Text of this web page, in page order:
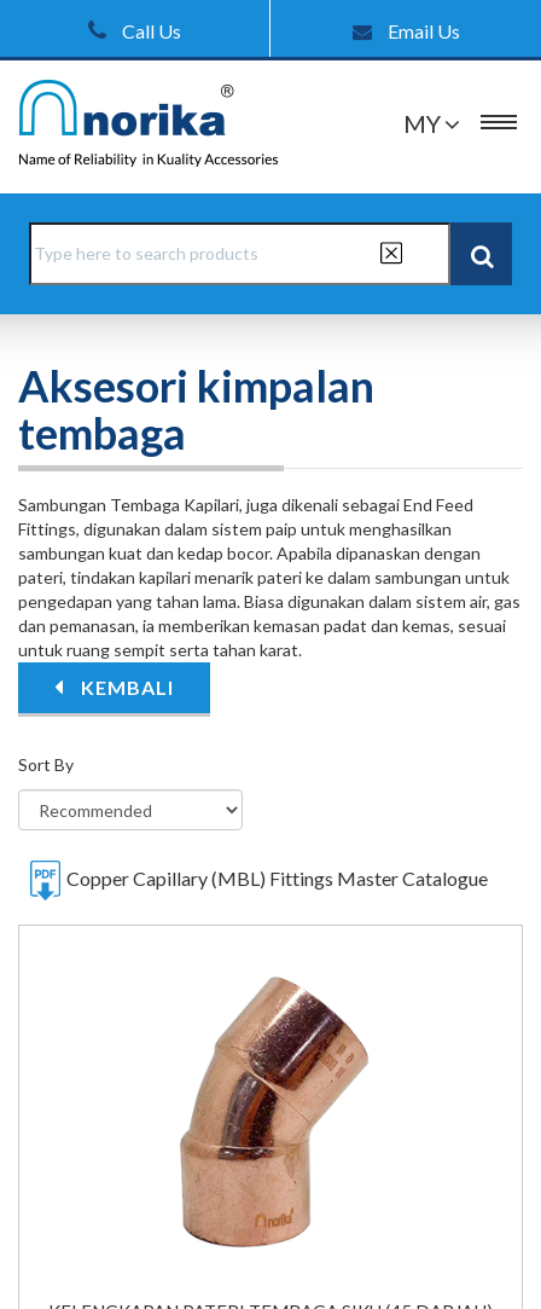
Call Us Email Us
MY
Aksesori kimpalan
tembaga
Sambungan Tembaga Kapilari, juga dikenali sebagai End Feed
Fittings, digunakan dalam sistem paip untuk menghasilkan
sambungan kuat dan kedap bocor. Apabila dipanaskan dengan
pateri, tindakan kapilari menarik pateri ke dalam sambungan untuk
pengedapan yang tahan lama. Biasa digunakan dalam sistem air, gas
dan pemanasan, ia memberikan kemasan padat dan kemas, sesuai
untuk ruang sempit serta tahan karat.
KEMBALI
Copper Capillary (MBL) Fittings Master Catalogue
Sort By